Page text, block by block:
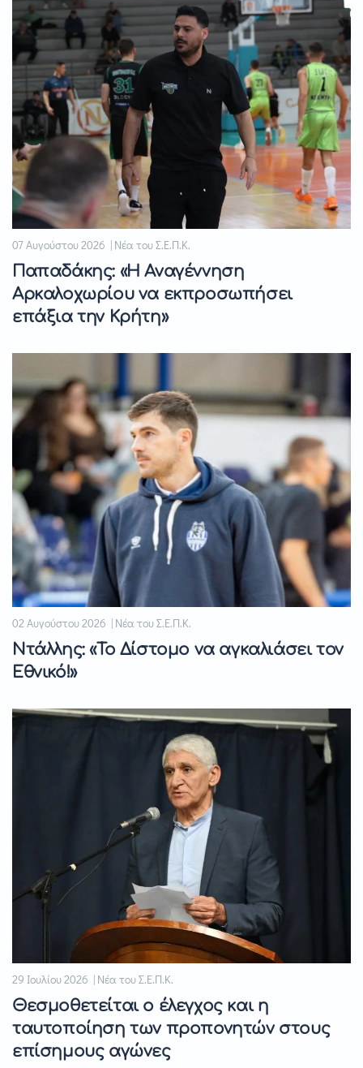
07 Αυγούστου 2026 | Νέα του Σ.Ε.Π.Κ.
Παπαδάκης: «Η Αναγέννηση
Αρκαλοχωρίου να εκπροσωπήσει
επάξια την Κρήτη»
02 Αυγούστου 2026 | Νέα του Σ.Ε.Π.Κ.
Ντάλλης: «Το Δίστομο να αγκαλιάσει τον
Εθνικό!»
29 Ιουλίου 2026 | Νέα του Σ.Ε.Π.Κ.
Θεσμοθετείται ο έλεγχος και η
ταυτοποίηση των προπονητών στους
επίσημους αγώνες